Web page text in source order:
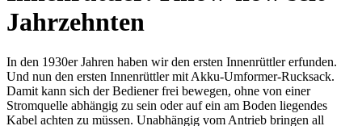
Jahrzehnten
In den 1930er Jahren haben wir den ersten Innenrüttler erfunden.
Und nun den ersten Innenrüttler mit Akku-Umformer-Rucksack.
Damit kann sich der Bediener frei bewegen, ohne von einer
Stromquelle abhängig zu sein oder auf ein am Boden liegendes
Kabel achten zu müssen. Unabhängig vom Antrieb bringen all